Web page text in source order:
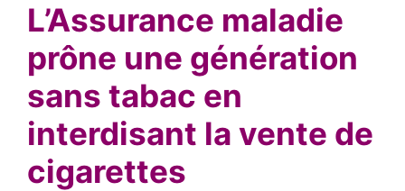
L’Assurance maladie
prône une génération
sans tabac en
interdisant la vente de
cigarettes